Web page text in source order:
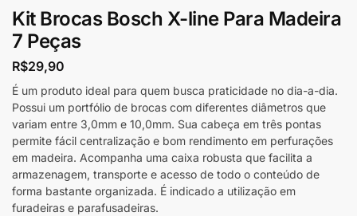
Kit Brocas Bosch X-line Para Madeira
7 Peças
R$29,90
É um produto ideal para quem busca praticidade no dia-a-dia.
Possui um portfólio de brocas com diferentes diâmetros que
variam entre 3,0mm e 10,0mm. Sua cabeça em três pontas
permite fácil centralização e bom rendimento em perfurações
em madeira. Acompanha uma caixa robusta que facilita a
armazenagem, transporte e acesso de todo o conteúdo de
forma bastante organizada. É indicado a utilização em
furadeiras e parafusadeiras.